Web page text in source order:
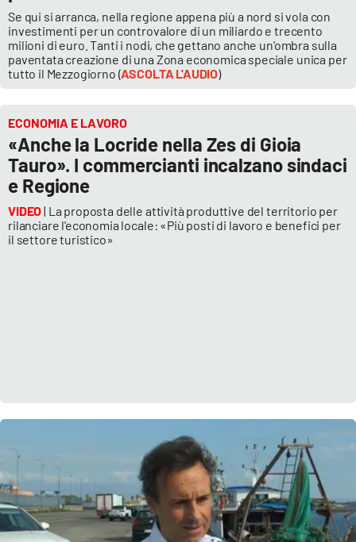
Se qui si arranca, nella regione appena più a nord si vola con
investimenti per un controvalore di un miliardo e trecento
milioni di euro. Tanti i nodi, che gettano anche un'ombra sulla
paventata creazione di una Zona economica speciale unica per
tutto il Mezzogiorno (ASCOLTA L'AUDIO)
ECONOMIA E LAVORO
«Anche la Locride nella Zes di Gioia
Tauro». I commercianti incalzano sindaci
e Regione
VIDEO| La proposta delle attività produttive del territorio per
rilanciare l'economia locale: «Più posti di lavoro e benefici per
il settore turistico»